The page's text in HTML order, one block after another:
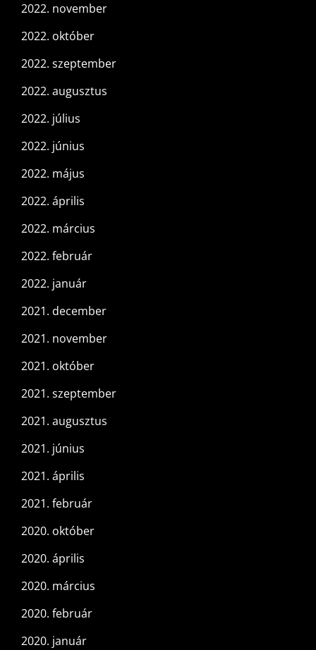
2022. november
2022. október
2022. szeptember
2022. augusztus
2022. július
2022. június
2022. május
2022. április
2022. március
2022. február
2022. január
2021. december
2021. november
2021. október
2021. szeptember
2021. augusztus
2021. június
2021. április
2021. február
2020. október
2020. április
2020. március
2020. február
2020. január